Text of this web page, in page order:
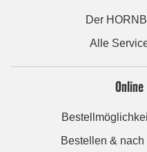
Der
Alle
Bestellen &